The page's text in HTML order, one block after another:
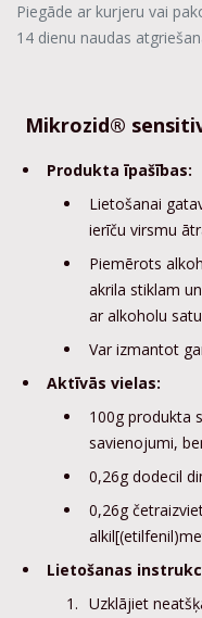
Piegāde ar kurjeru vai
14 dienu naudas
Mikrozid®
Produkta īpašības:
Lietošanai
ierīču virsmu
Piemērots
akrila stiklam
ar alkoholu
Var izmantot
Aktīvās vielas:
100g produkta
savienojumi,
0,26g dodecil
0,26g
Lietošanas
Uzklājiet